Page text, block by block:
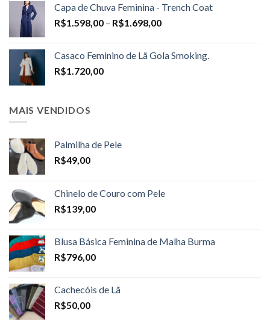
Capa de Chuva Feminina - Trench Coat
R$1.598,00 – R$1.698,00Price
through
Casaco Feminino de Lã Gola Smoking.
R$1.720,00
MAIS VENDIDOS
Palmilha de Pele
R$49,00
Chinelo de Couro com Pele
R$139,00
Blusa Básica Feminina de Malha Burma
R$796,00
Cachecóis de Lã
R$50,00